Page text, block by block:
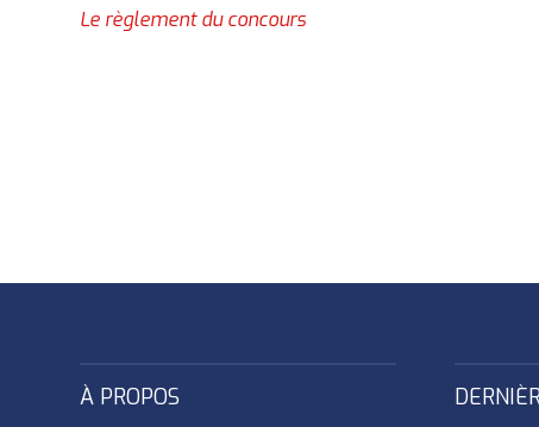
Le règlement du concours
À PROPOS